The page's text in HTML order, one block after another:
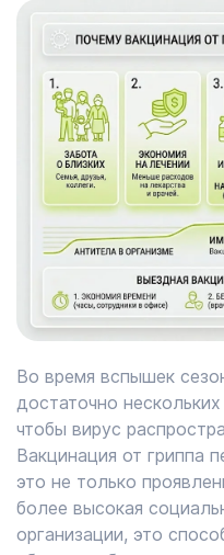
Во время вспышек
достаточно
чтобы вирус
Вакцинация от гриппа
это не только
более высокая
организации, это